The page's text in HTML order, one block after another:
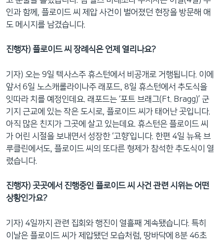
인과 함께, 플로이드 씨 제압 사건이 벌어졌던 현장을 방문해 애
도 메시지를 남겼습니다.
진행자) 플로이드 씨 장례식은 언제 열리나요?
기자) 오는 9일 텍사스주 휴스턴에서 비공개로 거행됩니다. 이에
앞서 6일 노스캐롤라이나주 래포드, 8일 휴스턴에서 추도식을
잇따라 치를 예정인데요. 래포드는 ‘포트 브래그(Ft. Bragg)’ 군
기지 근교에 있는 작은 도시로, 플로이드 씨가 태어난 곳입니다.
아직 많은 친지가 그곳에 살고 있는데요. 휴스턴은 플로이드 씨
가 어린 시절을 보내면서 성장한 ‘고향’입니다. 한편 4일 뉴욕 브
루클린에서도, 플로이드 씨의 또다른 형제가 참석한 추도식이 열
렸습니다.
진행자) 곳곳에서 진행중인 플로이드 씨 사건 관련 시위는 어떤
상황인가요?
기자) 4일까지 관련 집회와 행진이 열흘째 계속됐습니다. 특히
이날은 플로이드 씨가 제압됐던 모습처럼, 땅바닥에 8분 46초